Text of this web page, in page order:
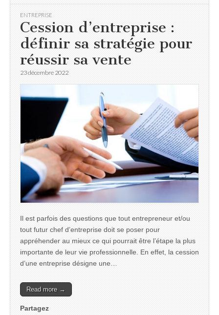
ENTREPRISE
Cession d’entreprise :
définir sa stratégie pour
réussir sa vente
23 décembre 2022
Il est parfois des questions que tout entrepreneur et/ou
tout futur chef d’entreprise doit se poser pour
appréhender au mieux ce qui pourrait être l’étape la plus
importante de leur vie professionnelle. En effet, la cession
d’une entreprise désigne une…
Read more →
Partagez